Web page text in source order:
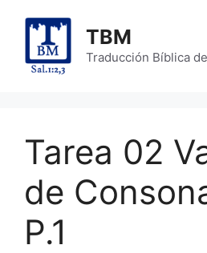
content
TBM
Traducción Bíblica
Tarea 02
de
P.1